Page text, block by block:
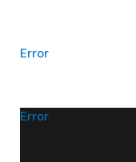
Error
Error